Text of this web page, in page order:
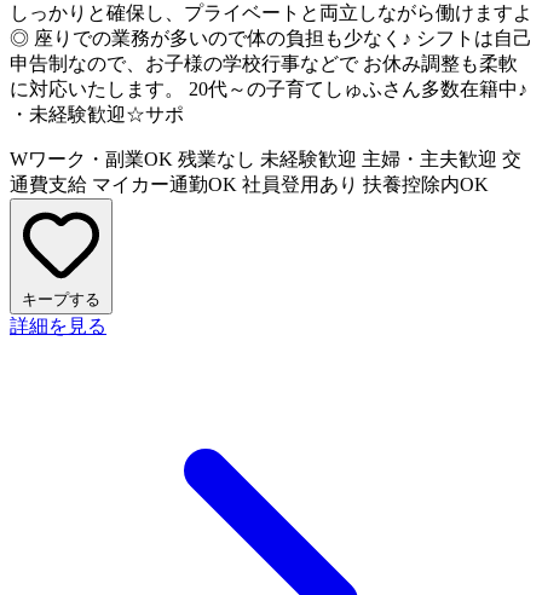
しっかりと確保し、プライベートと両立しながら働けますよ
◎ 座りでの業務が多いので体の負担も少なく♪ シフトは自己
申告制なので、お子様の学校行事などで お休み調整も柔軟
に対応いたします。 20代～の子育てしゅふさん多数在籍中♪
・未経験歓迎☆サポ
Wワーク・副業OK 残業なし 未経験歓迎 主婦・主夫歓迎 交
通費支給 マイカー通勤OK 社員登用あり 扶養控除内OK
キープする
詳細を見る